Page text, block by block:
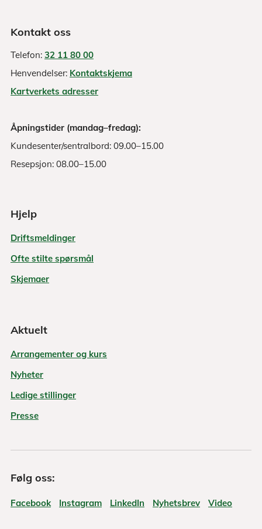
Kontakt oss
Telefon: 32 11 80 00
Henvendelser: Kontaktskjema
Kartverkets adresser
Åpningstider (mandag–fredag):
Kundesenter/sentralbord: 09.00–15.00
Resepsjon: 08.00–15.00
Hjelp
Driftsmeldinger
Ofte stilte spørsmål
Skjemaer
Aktuelt
Arrangementer og kurs
Nyheter
Ledige stillinger
Presse
Følg oss:
Facebook Instagram LinkedIn Nyhetsbrev Video